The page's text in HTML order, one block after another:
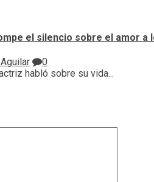
el silencio sobre el amor a
0
habló sobre su vida...